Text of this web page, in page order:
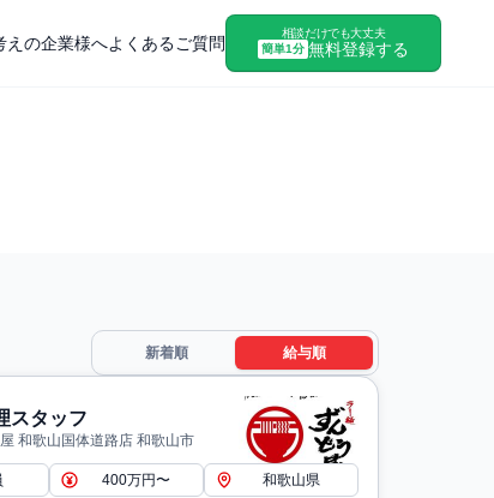
えの企業様へよくあるご質問
相談だけでも大丈夫
簡単1分 無料登録する
新着順 給与順
スタッフ
和歌山国体道路店 和歌山市
400万円〜 和歌山県